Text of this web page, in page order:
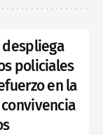
policiales
en la